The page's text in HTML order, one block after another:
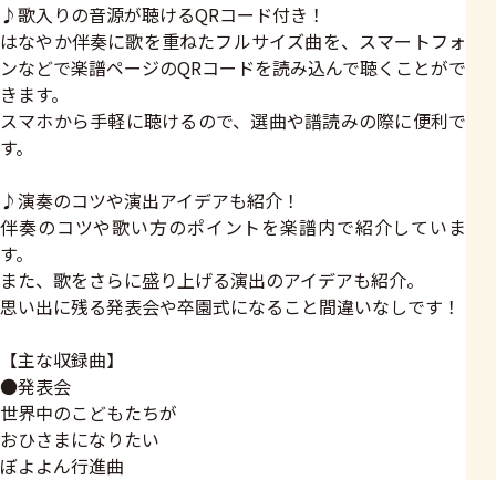
♪歌入りの音源が聴けるQRコード付き！
はなやか伴奏に歌を重ねたフルサイズ曲を、スマートフォ
ンなどで楽譜ページのQRコードを読み込んで聴くことがで
きます。
スマホから手軽に聴けるので、選曲や譜読みの際に便利で
す。
♪演奏のコツや演出アイデアも紹介！
伴奏のコツや歌い方のポイントを楽譜内で紹介していま
す。
また、歌をさらに盛り上げる演出のアイデアも紹介。
思い出に残る発表会や卒園式になること間違いなしです！
【主な収録曲】
●発表会
世界中のこどもたちが
おひさまになりたい
ぼよよん行進曲